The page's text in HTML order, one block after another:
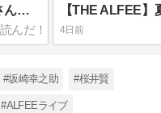
【THE ALFEE聖地巡礼】高見沢さん大刀洗平和記念館で戦争の記憶と広島城
4日前
#坂崎幸之助 #桜井賢
#ALFEEライブ